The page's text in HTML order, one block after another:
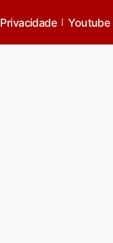
Privacidade Youtube